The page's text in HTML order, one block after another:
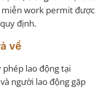
miễn work permit được
định.
về
lao động tại
người lao động gặp